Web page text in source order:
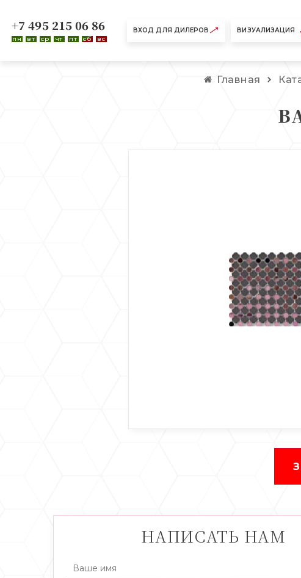
ВХОД ДЛЯ ДИЛЕРОВ ВИЗУАЛИЗАЦИЯ
+7 495 215 06 86
пн вт ср чт пт сб вс
Главная
НАПИСАТЬ НАМ